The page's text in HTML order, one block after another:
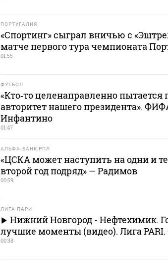
ПОРТУГАЛИЯ
«Спортинг» сыграл вничью с
матче первого тура чемпионата
01:55
ФУТБОЛ
«Кто‑то целенаправленно пытается
авторитет нашего президента».
Инфантино
01:47
АЛЬФА-БАНК РПЛ
«ЦСКА может наступить на одни и
второй год подряд» — Радимов
00:59
ЛИГА ПАРИ
Нижний Новгород - Нефтехимик.
лучшие моменты (видео). Лига PARI.
00:38